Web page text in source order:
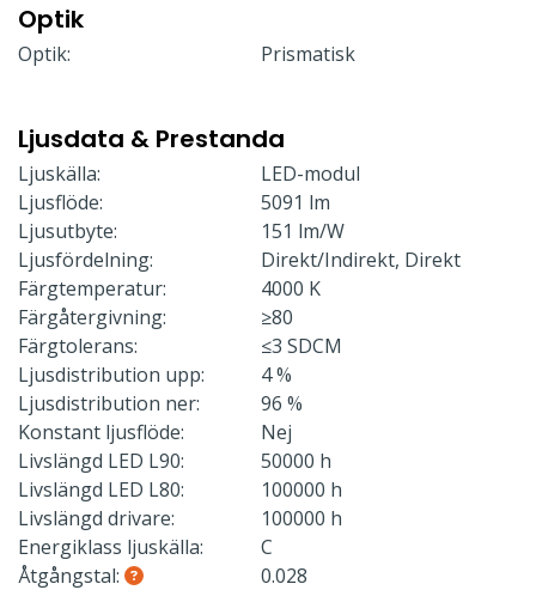
Optik
Optik: Prismatisk
Ljusdata & Prestanda
Ljuskälla:
LED-modul
Ljusflöde:
5091 lm
Ljusutbyte:
151 lm/W
Ljusfördelning:
Direkt/Indirekt, Direkt
Färgtemperatur:
4000 K
Färgåtergivning:
≥80
Färgtolerans:
≤3 SDCM
Ljusdistribution upp:
4 %
Ljusdistribution ner:
96 %
Konstant ljusflöde:
Nej
Livslängd LED L90:
50000 h
Livslängd LED L80:
100000 h
Livslängd drivare:
100000 h
Energiklass ljuskälla:
C
Åtgångstal:
0.028